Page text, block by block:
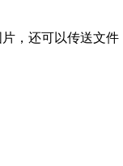
，还可以传送文